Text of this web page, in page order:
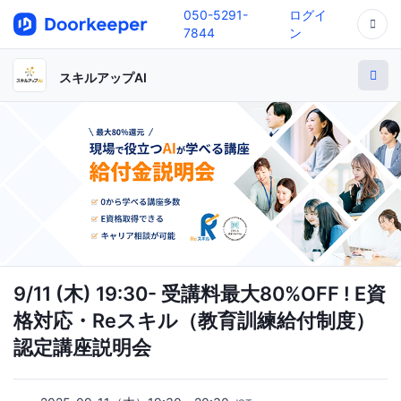
050-5291-
7844
ログイ
ン
スキルアップAI
9/11 (木) 19:30- 受講料最大80%OFF ! E資
格対応・Reスキル（教育訓練給付制度）
認定講座説明会